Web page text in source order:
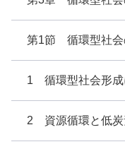
第1節 循環型社会
1 循環型社会形成
2 資源循環と低炭